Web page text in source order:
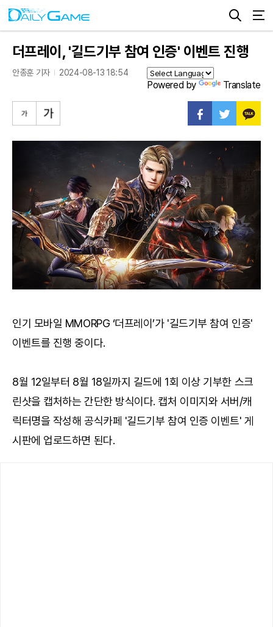
더프레이, '길드기부 참여 인증' 이벤트 진행
안종훈 기자 2024-08-13 18:54
Powered by Translate
인기 모바일 MMORPG ‘더프레이’가 '길드기부 참여 인증'
이벤트를 진행 중이다.
8월 12일부터 8월 18일까지 길드에 1회 이상 기부한 스크
린샷을 캡처하는 간단한 방식이다. 캡처 이미지와 서버/캐
릭터명을 작성해 공식카페 '길드기부 참여 인증 이벤트' 게
시판에 업로드하면 된다.